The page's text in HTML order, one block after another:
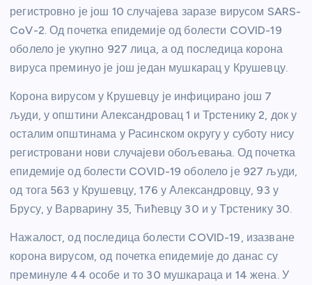
регистровно је још 10 случајева заразе вирусом SARS-
CoV-2. Од почетка епидемије од болести COVID-19
оболело је укупно 927 лица, а од последица корона
вируса преминуо је још један мушкарац у Крушевцу.
Корона вирусом у Крушевцу је инфицирано још 7
људи, у општини Александровац 1 и Трстенику 2, док у
осталим општинама у Расинском округу у суботу нису
регистровани нови случајеви обољевања. Од почетка
епидемије од болести COVID-19 оболело је 927 људи,
од тога 563 у Крушевцу, 176 у Александровцу, 93 у
Брусу, у Варварину 35, Ћићевцу 30 и у Трстенику 30.
Нажалост, од последица болести COVID-19, изазване
корона вирусом, од почетка епидемије до данас су
преминуле 44 особе и то 30 мушкараца и 14 жена. У